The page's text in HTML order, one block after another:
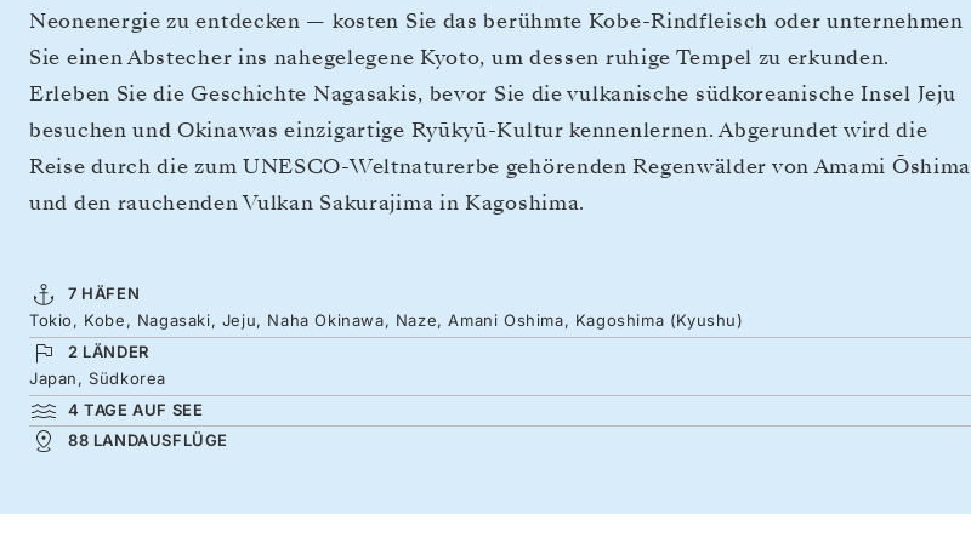
Neonenergie zu entdecken — kosten Sie das berühmte Kobe-Rindfleisch oder unternehmen
Sie einen Abstecher ins nahegelegene Kyoto, um dessen ruhige Tempel zu erkunden.
Erleben Sie die Geschichte Nagasakis, bevor Sie die vulkanische südkoreanische Insel Jeju
besuchen und Okinawas einzigartige Ryūkyū-Kultur kennenlernen. Abgerundet wird die
Reise durch die zum UNESCO-Weltnaturerbe gehörenden Regenwälder von Amami Ōshima
und den rauchenden Vulkan Sakurajima in Kagoshima.
7 HÄFEN
Tokio, Kobe, Nagasaki, Jeju, Naha Okinawa, Naze, Amani Oshima, Kagoshima (Kyushu)
2 LÄNDER
Japan, Südkorea
4 TAGE AUF SEE
88 LANDAUSFLÜGE